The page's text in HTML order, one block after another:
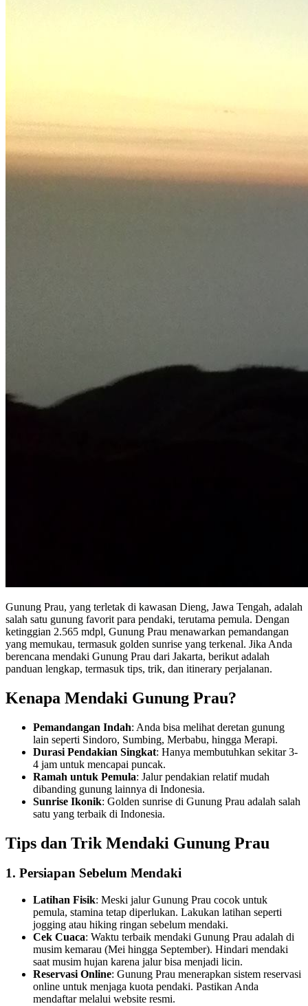
Gunung Prau, yang terletak di kawasan Dieng, Jawa Tengah, adalah
salah satu gunung favorit para pendaki, terutama pemula. Dengan
ketinggian 2.565 mdpl, Gunung Prau menawarkan pemandangan
yang memukau, termasuk golden sunrise yang terkenal. Jika Anda
berencana mendaki Gunung Prau dari Jakarta, berikut adalah
panduan lengkap, termasuk tips, trik, dan itinerary perjalanan.
Kenapa Mendaki Gunung Prau?
Pemandangan Indah: Anda bisa melihat deretan gunung
lain seperti Sindoro, Sumbing, Merbabu, hingga Merapi.
Durasi Pendakian Singkat: Hanya membutuhkan sekitar 3-
4 jam untuk mencapai puncak.
Ramah untuk Pemula: Jalur pendakian relatif mudah
dibanding gunung lainnya di Indonesia.
Sunrise Ikonik: Golden sunrise di Gunung Prau adalah salah
satu yang terbaik di Indonesia.
Tips dan Trik Mendaki Gunung Prau
1. Persiapan Sebelum Mendaki
Latihan Fisik: Meski jalur Gunung Prau cocok untuk
pemula, stamina tetap diperlukan. Lakukan latihan seperti
jogging atau hiking ringan sebelum mendaki.
Cek Cuaca: Waktu terbaik mendaki Gunung Prau adalah di
musim kemarau (Mei hingga September). Hindari mendaki
saat musim hujan karena jalur bisa menjadi licin.
Reservasi Online: Gunung Prau menerapkan sistem reservasi
online untuk menjaga kuota pendaki. Pastikan Anda
mendaftar melalui website resmi.